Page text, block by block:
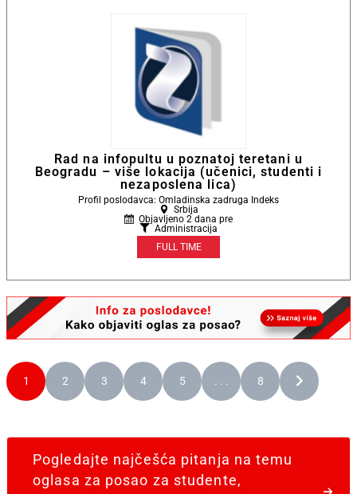
Rad na infopultu u poznatoj teretani u
Beogradu – više lokacija (učenici, studenti i
nezaposlena lica)
Profil poslodavca: Omladinska zadruga Indeks
Srbija
Objavljeno 2 dana pre
Administracija
FULL TIME
1 2 3 4 5 . . . 8
Pogledajte najčešća pitanja na temu
oglasa za posao za studente,